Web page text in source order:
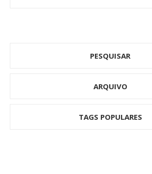
PESQUISAR
ARQUIVO
TAGS POPULARES